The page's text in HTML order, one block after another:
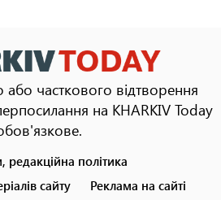
часткового відтворення
на KHARKIV Today
редакційна політика
сайту
Реклама на сайті